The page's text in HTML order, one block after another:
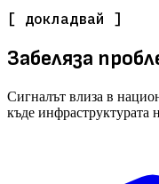
[ докладвай ]
Забеляза
Сигналът влиза в
къде инфраструктурата